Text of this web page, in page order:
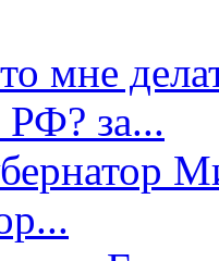
мне
РФ? за...